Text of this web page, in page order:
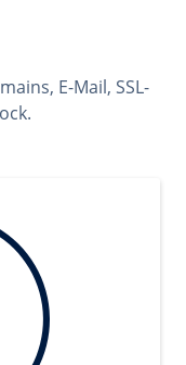
E-Mail, SSL-